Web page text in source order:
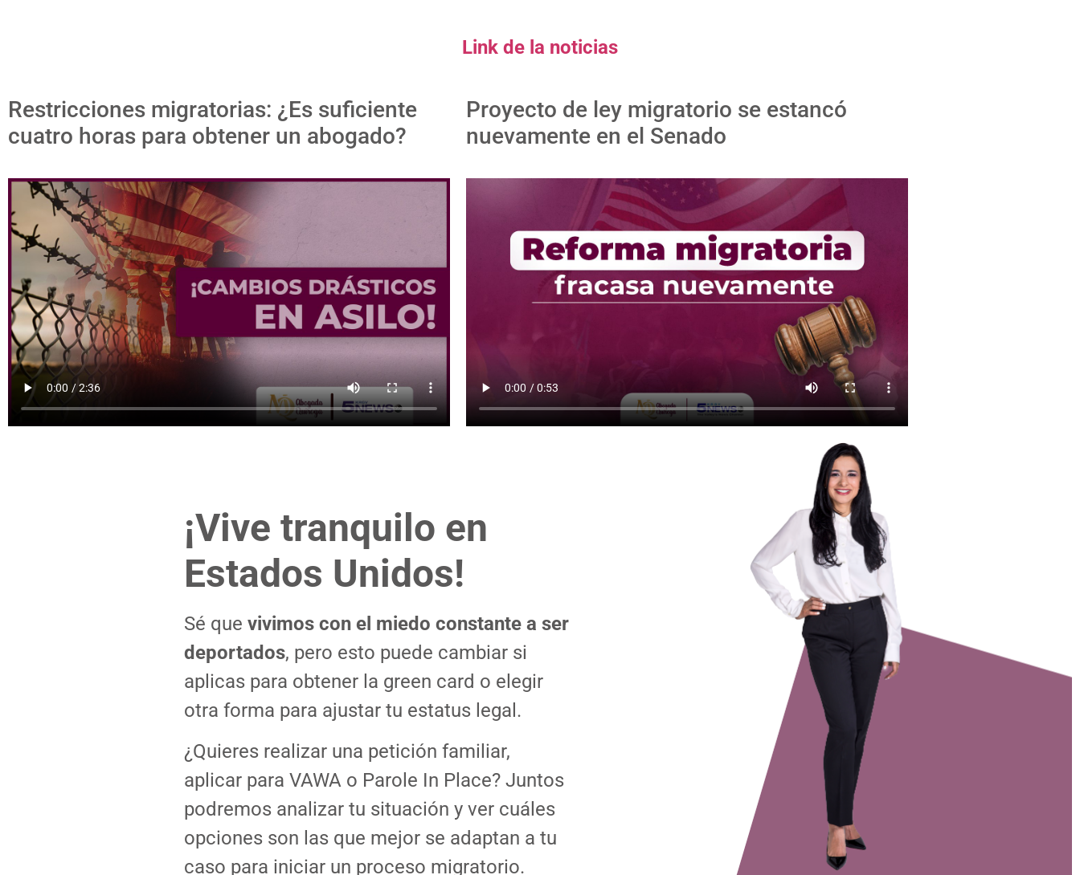
Link de la noticias
Restricciones migratorias: ¿Es suficiente
cuatro horas para obtener un abogado?
Proyecto de ley migratorio se estancó
nuevamente en el Senado
¡Vive tranquilo en
Estados Unidos!
Sé que vivimos con el miedo constante a ser
deportados, pero esto puede cambiar si
aplicas para obtener la green card o elegir
otra forma para ajustar tu estatus legal.
¿Quieres realizar una petición familiar,
aplicar para VAWA o Parole In Place? Juntos
podremos analizar tu situación y ver cuáles
opciones son las que mejor se adaptan a tu
caso para iniciar un proceso migratorio.